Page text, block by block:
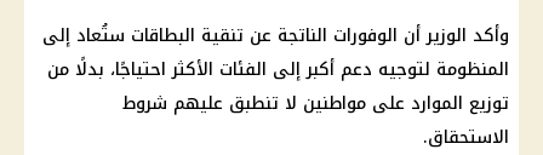
وأكد الوزير أن الوفورات الناتجة عن تنقية البطاقات ستُعاد إلى
المنظومة لتوجيه دعم أكبر إلى الفئات الأكثر احتياجًا، بدلًا من
توزيع الموارد على مواطنين لا تنطبق عليهم شروط
الاستحقاق.